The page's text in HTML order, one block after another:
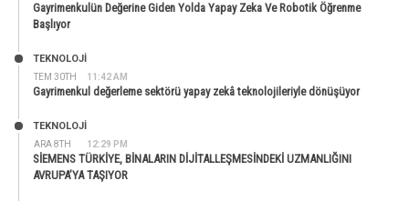
Gayrimenkulün Değerine Giden Yolda Yapay Zeka Ve Robotik Öğrenme
Başlıyor
TEM 30TH 11:42 AM
TEKNOLOJİ
Gayrimenkul değerleme sektörü yapay zekâ teknolojileriyle dönüşüyor
ARA 8TH 12:29 PM
TEKNOLOJİ
SİEMENS TÜRKİYE, BİNALARIN DİJİTALLEŞMESİNDEKİ UZMANLIĞINI
AVRUPA’YA TAŞIYOR